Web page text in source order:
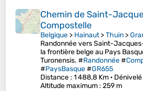
Chemin de Saint-
Compostelle
Belgique > Hainaut>Thuin >
Randonnée vers Saint-
la frontière belge au Pays
Turonensis. #Randonnée#
#PaysBasque#GR655
Distance : 1 488,8 Km •
Altitude maximum : 259 m